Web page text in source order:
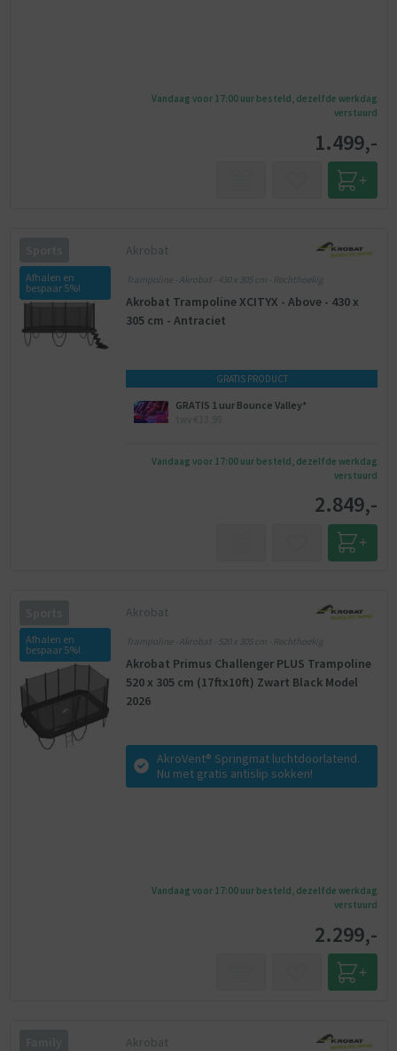
Vandaag voor 17:00 uur besteld, dezelfde werkdag
verstuurd
1.499,-
Afhalen en
bespaar 5%!
Akrobat
Trampoline - Akrobat - 430 x 305 cm - Rechthoekig
Akrobat Trampoline XCITYX - Above - 430 x
305 cm - Antraciet
GRATIS PRODUCT
GRATIS 1 uur Bounce Valley*
Vandaag voor 17:00 uur besteld, dezelfde werkdag
verstuurd
2.849,-
Afhalen en
bespaar 5%!
Akrobat
Trampoline - Akrobat - 520 x 305 cm - Rechthoekig
Akrobat Primus Challenger PLUS Trampoline
520 x 305 cm (17ftx10ft) Zwart Black Model
2026
AkroVent® Springmat luchtdoorlatend.
Nu met gratis antislip sokken!
Vandaag voor 17:00 uur besteld, dezelfde werkdag
verstuurd
2.299,-
Akrobat